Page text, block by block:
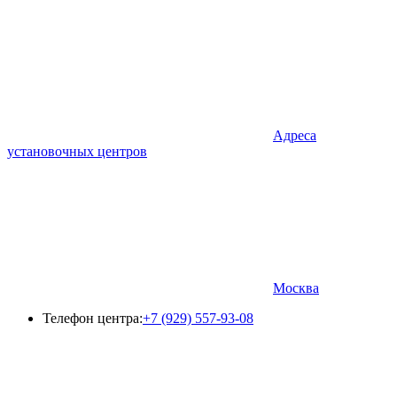
Адреса
установочных центров
Москва
Телефон центра:+7 (929) 557-93-08